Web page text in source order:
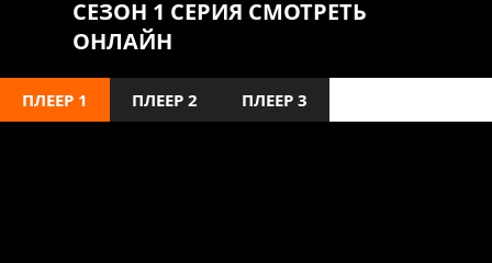
СЕЗОН 1 СЕРИЯ СМОТРЕТЬ
ОНЛАЙН
ПЛЕЕР 1 ПЛЕЕР 2 ПЛЕЕР 3